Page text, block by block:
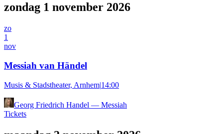
zondag 1 november 2026
zo
1
nov
Messiah van Händel
Musis & Stadstheater, Arnhem|14:00
Georg Friedrich Handel — Messiah
Tickets